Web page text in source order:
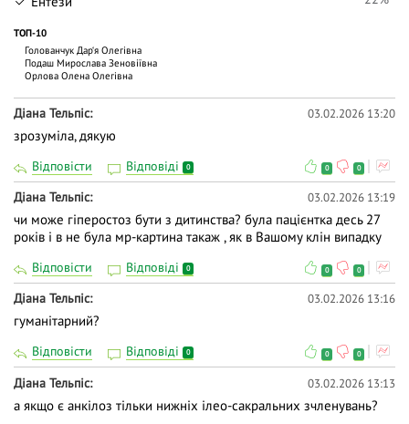
ТОП-10
Голованчук Дар‘я Олегівна
Подаш Мирослава Зеновіївна
Орлова Олена Олегівна
Діана Тельпіс 03.02.2026 13:20
зрозуміла, дякую
Відповісти Відповіді 0 0 0
Діана Тельпіс 03.02.2026 13:19
чи може гіперостоз бути з дитинства? була пацієнтка десь 27
років і в не була мр-картина такаж , як в Вашому клін випадку
Відповісти Відповіді 0 0 0
Діана Тельпіс 03.02.2026 13:16
гуманітарний?
Відповісти Відповіді 0 0 0
Діана Тельпіс 03.02.2026 13:13
а якщо є анкілоз тільки нижніх ілео-сакральних зчленувань?